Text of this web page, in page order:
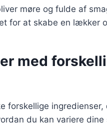
møre og fulde af
for at skabe en lækker
med
ingredienser,
du kan variere